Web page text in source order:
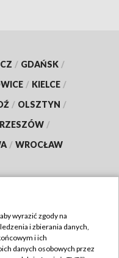
/ GDAŃSK /
/ KIELCE /
/ OLSZTYN /
RZESZÓW /
/ WROCŁAW
wyrazić zgody na
i zbierania danych,
i ich
danych osobowych przez